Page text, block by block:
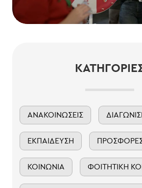
ΑΝΑΚΟΙΝΏΣΕΙΣ
ΕΚΠΑΊΔΕΥΣΗ
ΚΟΙΝΩΝΊΑ ΦΟΙΤΗΤΙΚΉ